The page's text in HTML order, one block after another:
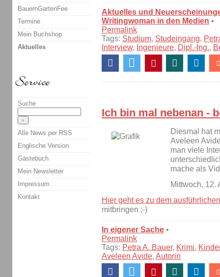
Aktuelles und
Writingwoman in den Medien •
Permalink
Tags: Studium, Studeingang,
Interview, Ingenieure, Dipl.-Ing.,
Ich bin mal nebenan -
Diesmal hat
Aveleen
man viele
mache als
Mittwoch, 12.
Hier geht es zu dem
mitbringen ;-)
In eigener Sache •
Permalink
Tags: Petra A. Bauer, Krimi,
Aveleen Avide, Autorin
BauernGartenFee
Termine
Mein Buchshop
Aktuelles
Suche
Alle News per RSS
Englische Version
Gästebuch
Mein Newsletter
Impressum
Kontakt